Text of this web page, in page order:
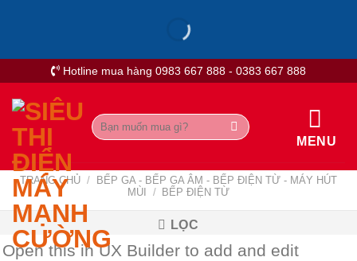
Hotline mua hàng 0983 667 888 - 0383 667 888
Tìm
kiếm:
MENU
TRANG CHỦ /
BẾP GA - BẾP GA ÂM - BẾP ĐIỆN TỪ - MÁY HÚT
MÙI
/ BẾP ĐIỆN TỪ
LỌC
Open this in UX Builder to add and edit